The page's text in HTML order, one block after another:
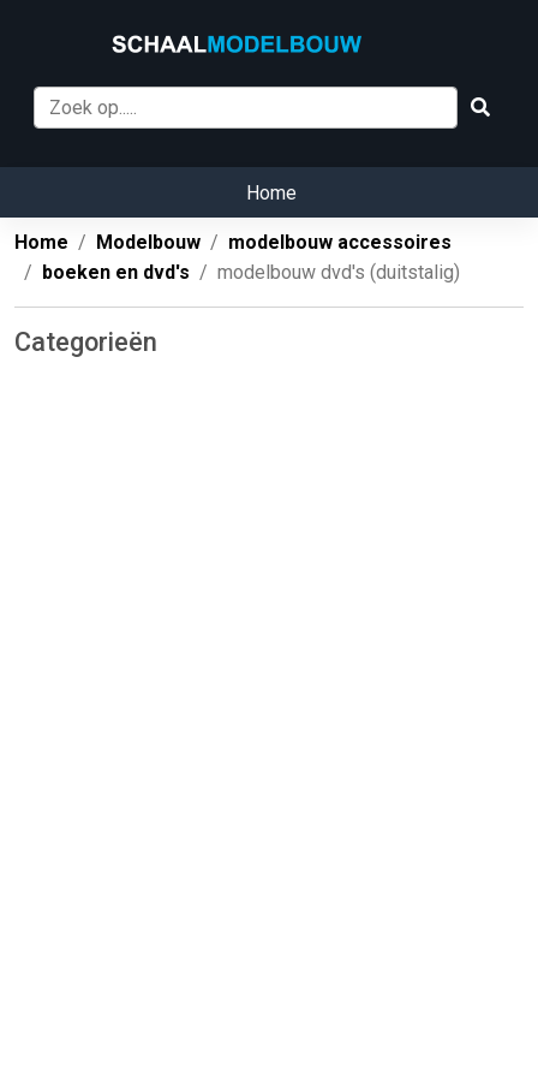
Home
Home Modelbouw
modelbouw accessoires
boeken en dvd's
modelbouw dvd's (duitstalig)
Categorieën